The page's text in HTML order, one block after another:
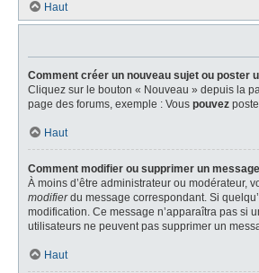
Haut
Comment créer un nouveau sujet ou poster
Cliquez sur le bouton « Nouveau » depuis la
page des forums, exemple : Vous pouvez
Haut
Comment modifier ou supprimer un
À moins d’être administrateur ou modérateur,
modifierdu message correspondant. Si
modification. Ce message n’apparaîtra pas si
utilisateurs ne peuvent pas supprimer un
Haut